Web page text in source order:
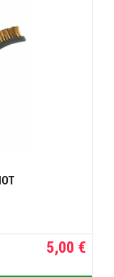
5,00 €